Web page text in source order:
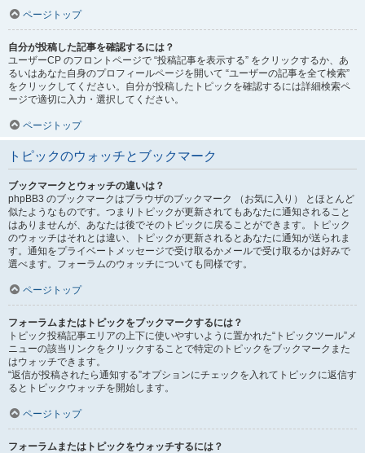
ページトップ
自分が投稿した記事を確認するには？
ユーザーCP のフロントページで “投稿記事を表示する” をクリックするか、あ
るいはあなた自身のプロフィールページを開いて “ユーザーの記事を全て検索”
をクリックしてください。自分が投稿したトピックを確認するには詳細検索ペ
ージで適切に入力・選択してください。
ページトップ
トピックのウォッチとブックマーク
ブックマークとウォッチの違いは？
phpBB3 のブックマークはブラウザのブックマーク （お気に入り） とほとんど
似たようなものです。つまりトピックが更新されてもあなたに通知されること
はありませんが、あなたは後でそのトピックに戻ることができます。トピック
のウォッチはそれとは違い、トピックが更新されるとあなたに通知が送られま
す。通知をプライベートメッセージで受け取るかメールで受け取るかは好みで
選べます。フォーラムのウォッチについても同様です。
ページトップ
フォーラムまたはトピックをブックマークするには？
トピック投稿記事エリアの上下に使いやすいように置かれた“トピックツール”メ
ニューの該当リンクをクリックすることで特定のトピックをブックマークまた
はウォッチできます。
“返信が投稿されたら通知する”オプションにチェックを入れてトピックに返信す
るとトピックウォッチを開始します。
ページトップ
フォーラムまたはトピックをウォッチするには？